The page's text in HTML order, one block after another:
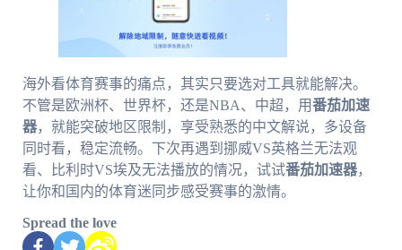
海外看体育赛事的痛点，其实只要选对工具就能解决。
不管是欧洲杯、世界杯，还是NBA、中超，用番茄加速
器，就能突破地区限制，享受熟悉的中文解说，多设备
同时看，稳定流畅。下次再遇到挪威VS英格兰无法观
看、比利时VS埃及无法播放的情况，试试番茄加速器，
让你和国内的体育迷同步感受赛事的激情。
Spread the love